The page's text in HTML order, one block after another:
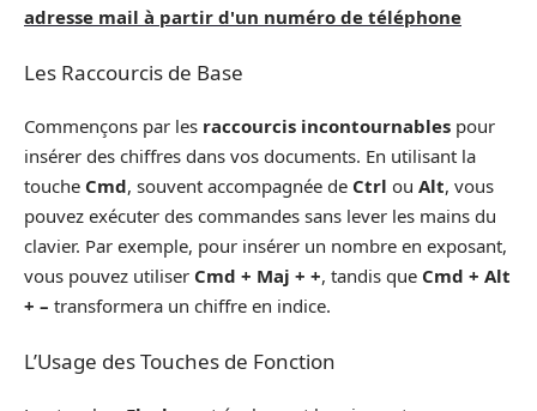
adresse mail à partir d'un numéro de téléphone
Les Raccourcis de Base
Commençons par les raccourcis incontournables pour
insérer des chiffres dans vos documents. En utilisant la
touche Cmd, souvent accompagnée de Ctrl ou Alt, vous
pouvez exécuter des commandes sans lever les mains du
clavier. Par exemple, pour insérer un nombre en exposant,
vous pouvez utiliser Cmd + Maj + +, tandis que Cmd + Alt
+ – transformera un chiffre en indice.
L’Usage des Touches de Fonction